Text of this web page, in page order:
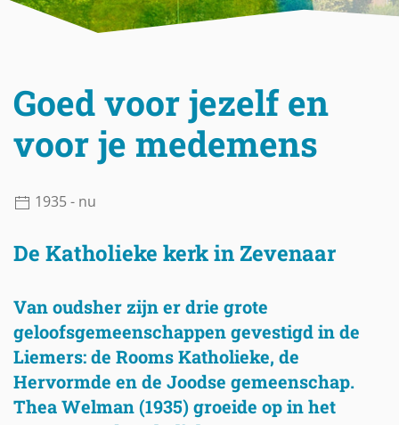
Goed voor jezelf en
voor je medemens
1935 - nu
De Katholieke kerk in Zevenaar
Van oudsher zijn er drie grote
geloofsgemeenschappen gevestigd in de
Liemers: de Rooms Katholieke, de
Hervormde en de Joodse gemeenschap.
Thea Welman (1935) groeide op in het